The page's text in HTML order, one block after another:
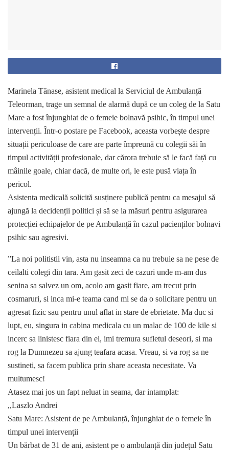
Marinela Tănase, asistent medical la Serviciul de Ambulanță
Teleorman, trage un semnal de alarmă după ce un coleg de la Satu
Mare a fost înjunghiat de o femeie bolnavă psihic, în timpul unei
intervenții. Într-o postare pe Facebook, aceasta vorbește despre
situații periculoase de care are parte împreună cu colegii săi în
timpul activității profesionale, dar cărora trebuie să le facă față cu
mâinile goale, chiar dacă, de multe ori, le este pusă viața în
pericol.
Asistenta medicală solicită susținere publică pentru ca mesajul să
ajungă la decidenții politici și să se ia măsuri pentru asigurarea
protecției echipajelor de pe Ambulanță în cazul pacienților bolnavi
psihic sau agresivi.
”La noi politistii vin, asta nu inseamna ca nu trebuie sa ne pese de
ceilalti colegi din tara. Am gasit zeci de cazuri unde m-am dus
senina sa salvez un om, acolo am gasit fiare, am trecut prin
cosmaruri, si inca mi-e teama cand mi se da o solicitare pentru un
agresat fizic sau pentru unul aflat in stare de ebrietate. Ma duc si
lupt, eu, singura in cabina medicala cu un malac de 100 de kile si
incerc sa linistesc fiara din el, imi tremura sufletul deseori, si ma
rog la Dumnezeu sa ajung teafara acasa. Vreau, si va rog sa ne
sustineti, sa facem publica prin share aceasta necesitate. Va
multumesc!
Atasez mai jos un fapt neluat in seama, dar intamplat:
,,Laszlo Andrei
Satu Mare: Asistent de pe Ambulanță, înjunghiat de o femeie în
timpul unei intervenții
Un bărbat de 31 de ani, asistent pe o ambulanță din județul Satu